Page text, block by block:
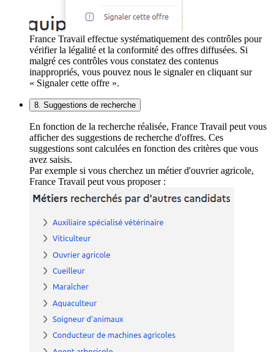
France Travail effectue systématiquement des contrôles pour
vérifier la légalité et la conformité des offres diffusées. Si
malgré ces contrôles vous constatez des contenus
inappropriés, vous pouvez nous le signaler en cliquant sur
« Signaler cette offre ».
8. Suggestions de recherche
En fonction de la recherche réalisée, France Travail peut vous
afficher des suggestions de recherche d'offres. Ces
suggestions sont calculées en fonction des critères que vous
avez saisis.
Par exemple si vous cherchez un métier d'ouvrier agricole,
France Travail peut vous proposer :